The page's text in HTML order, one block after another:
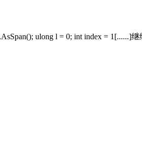
ulong l = 0; int index = 1[......]